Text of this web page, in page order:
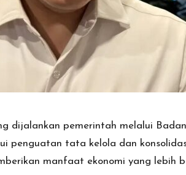
dijalankan pemerintah melalui
penguatan tata kelola dan
manfaat ekonomi yang lebih